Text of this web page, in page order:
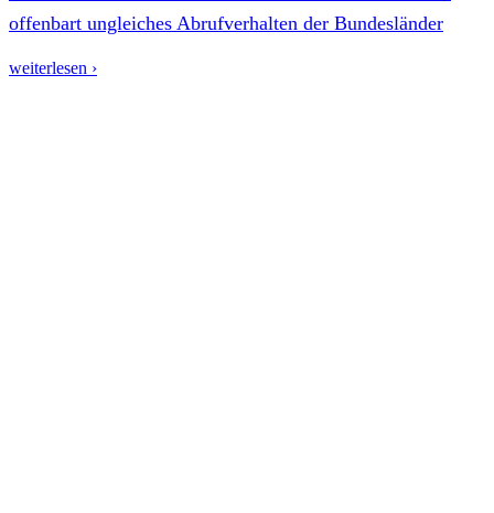
offenbart ungleiches Abrufverhalten der Bundesländer
weiterlesen ›